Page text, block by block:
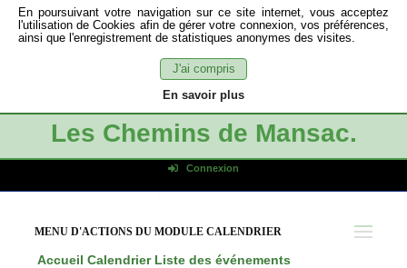
En poursuivant votre navigation sur ce site internet, vous acceptez
l'utilisation de Cookies afin de gérer votre connexion, vos préférences,
ainsi que l'enregistrement de statistiques anonymes des visites.
J'ai compris
En savoir plus
Les Chemins de Mansac.
Connexion
MENU D'ACTIONS DU MODULE CALENDRIER
Accueil Calendrier Liste des événements